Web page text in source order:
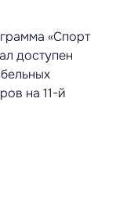
«Спорт
доступен
на 11-й